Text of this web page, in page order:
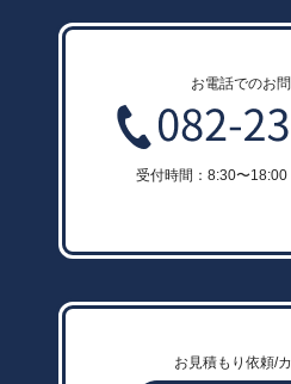
お電話でのお
受付時間：8:30〜18:00
お見積もり依頼/